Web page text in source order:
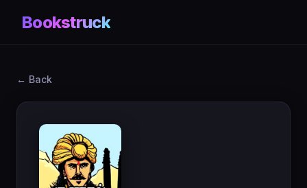
Bookstruck
← Back